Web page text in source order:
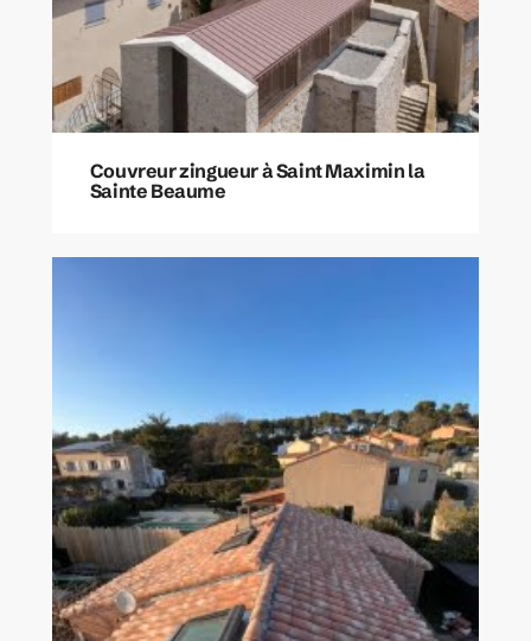
Couvreur zingueur à Saint Maximin la
Sainte Beaume